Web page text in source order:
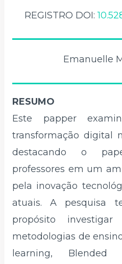
REGISTRO DOI:
Emanuelle
RESUMO
Este papper
transformação digital
destacando o
professores em um
pela inovação
atuais. A pesquisa
propósito
metodologias de
learning, Blended